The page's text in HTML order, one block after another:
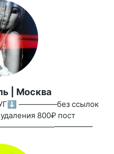
| Москва
—————без ссылок
800₽ пост